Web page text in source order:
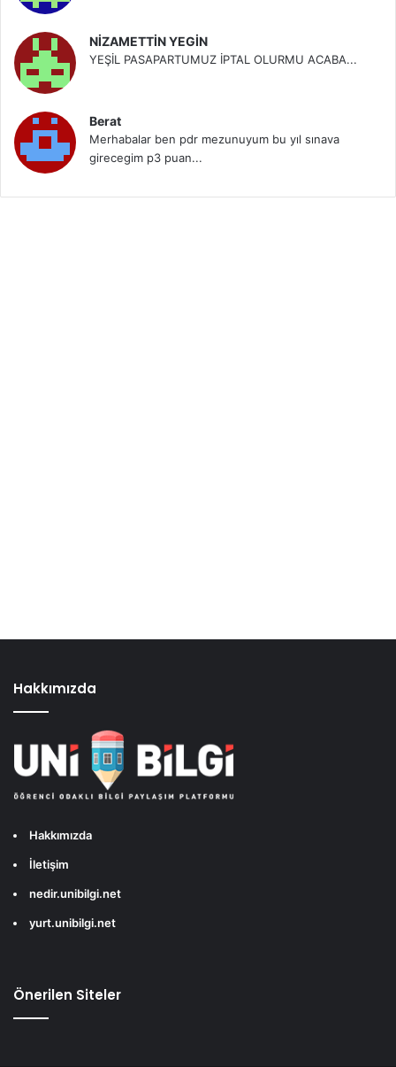
NİZAMETTİN YEGİN
YEŞİL PASAPARTUMUZ İPTAL OLURMU ACABA...
Berat
Merhabalar ben pdr mezunuyum bu yıl sınava
girecegim p3 puan...
Hakkımızda
Hakkımızda
İletişim
nedir.unibilgi.net
yurt.unibilgi.net
Önerilen Siteler